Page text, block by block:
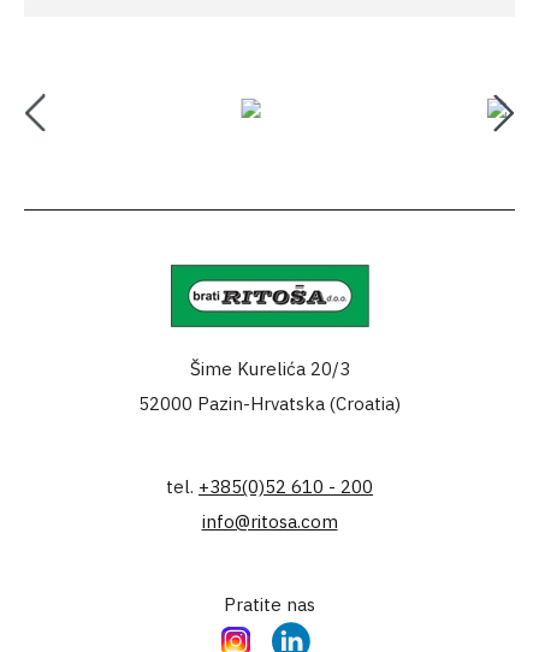
Šime Kurelića 20/3
52000 Pazin-Hrvatska (Croatia)
tel. +385(0)52 610 - 200
info@ritosa.com
Pratite nas
InstagramLinkedIn